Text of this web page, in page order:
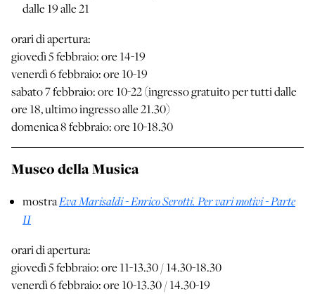
dalle 19 alle 21
orari di apertura:
giovedì 5 febbraio: ore 14-19
venerdì 6 febbraio: ore 10-19
sabato 7 febbraio: ore 10-22 (ingresso gratuito per tutti dalle
ore 18, ultimo ingresso alle 21.30)
domenica 8 febbraio: ore 10-18.30
Museo della Musica
mostraEva Marisaldi - Enrico Serotti. Per vari motivi - Parte
II
orari di apertura:
giovedì 5 febbraio: ore 11-13.30 / 14.30-18.30
venerdì 6 febbraio: ore 10-13.30 / 14.30-19